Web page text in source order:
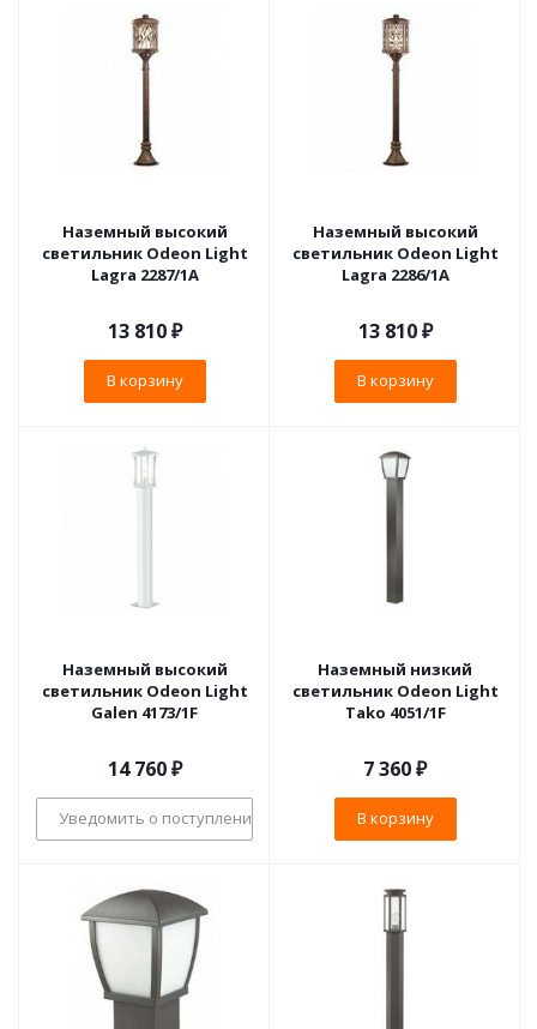
Наземный высокий
светильник Odeon Light
Lagra 2287/1A
13 810₽
В корзину
Наземный высокий
светильник Odeon Light
Lagra 2286/1A
13 810₽
В корзину
Наземный высокий
светильник Odeon Light
Galen 4173/1F
14 760₽
Уведомить о поступлении
Наземный низкий
светильник Odeon Light
Tako 4051/1F
7 360₽
В корзину